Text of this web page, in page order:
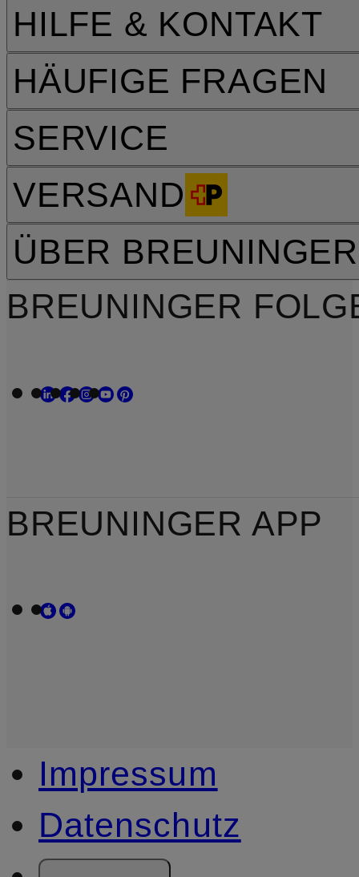
HILFE & KONTAKT
HÄUFIGE FRAGEN
SERVICE
VERSAND
ÜBER BREUNINGER
BREUNINGER
BREUNINGER APP
Impressum
Datenschutz